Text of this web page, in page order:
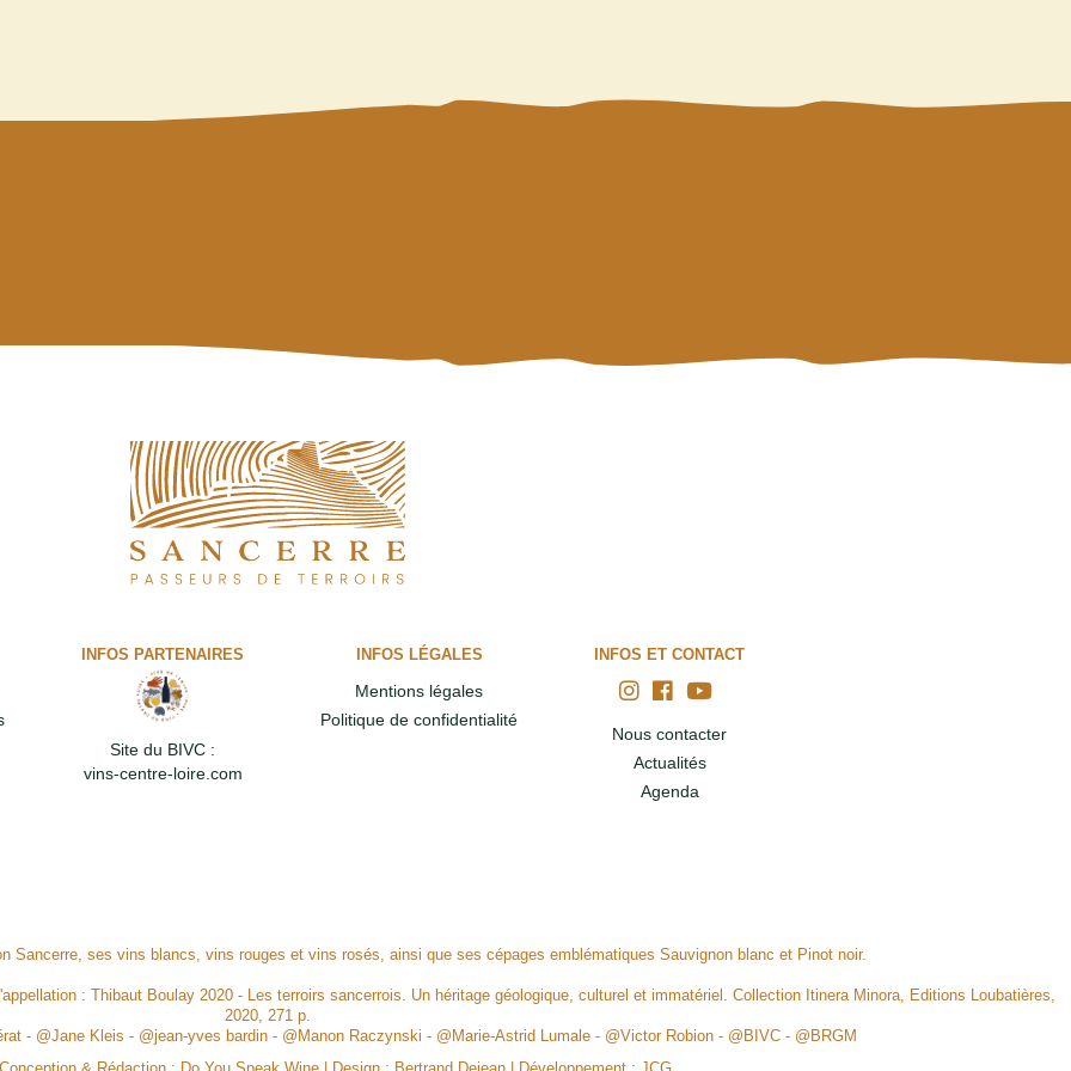
INFOS PARTENAIRES
Site du BIVC :
vins-centre-loire.com
INFOS LÉGALES
Mentions légales
Politique de confidentialité
INFOS ET CONTACT
Nous contacter
Actualités
Agenda
Sancerre, ses vins blancs, vins rouges et vins rosés, ainsi que ses cépages emblématiques Sauvignon blanc et Pinot noir.
: Thibaut Boulay 2020 - Les terroirs sancerrois. Un héritage géologique, culturel et immatériel. Collection Itinera Minora, Editions Loubatières,
2020, 271 p.
- @Jane Kleis - @jean-yves bardin - @Manon Raczynski - @Marie-Astrid Lumale - @Victor Robion - @BIVC - @BRGM